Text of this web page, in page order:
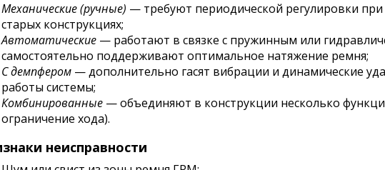
Механические (ручные) — требуют периодической регулировки
старых конструкциях;
Автоматические— работают в связке с пружинным или
самостоятельно поддерживают оптимальное натяжение ремня;
С демпфером— дополнительно гасят вибрации и динамические
работы системы;
Комбинированные— объединяют в конструкции несколько
ограничение хода).
неисправности